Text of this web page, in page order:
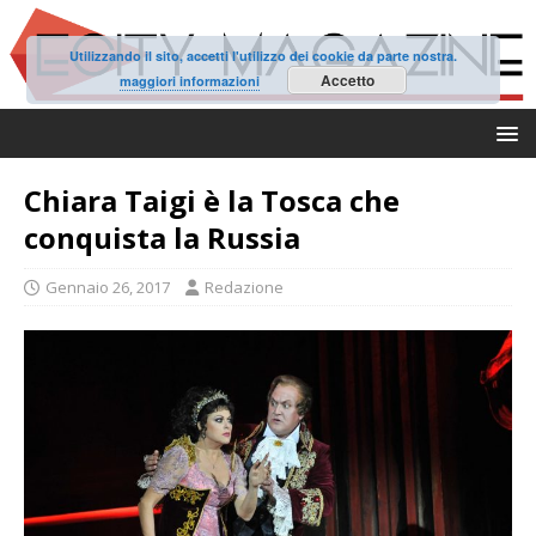
Chiara Taigi è la Tosca che
conquista la Russia
Gennaio 26, 2017 Redazione
Utilizzando il sito, accetti l'utilizzo dei cookie da parte nostra.
maggiori informazioni
Accetto